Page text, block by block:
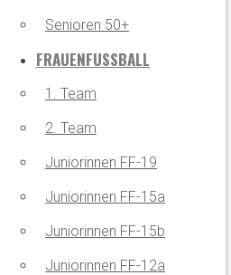
Senioren 50+
FRAUENFUSSBALL
1. Team
2. Team
Juniorinnen FF-19
Juniorinnen FF-15a
Juniorinnen FF-15b
Juniorinnen FF-12a